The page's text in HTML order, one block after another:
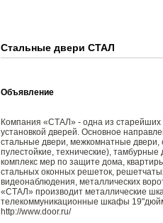
Стальные двери СТАЛ
Объявление
Компания «СТАЛ» - одна из
установкой дверей. Основное
стальные двери, межкомнатные
пулестойкие, технические),
комплекс мер по защите дома,
стальных оконных решеток,
видеонаблюдения, металлических
«СТАЛ» производит металлические
телекоммуникационные шкафы
http://www.door.ru/